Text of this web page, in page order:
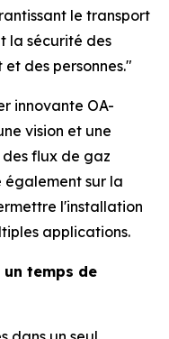
le transport
la sécurité des
des personnes."
innovante OA-
vision et une
flux de gaz
sur la
l'installation
applications.
temps de